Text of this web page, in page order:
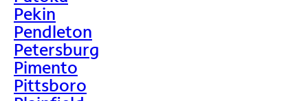
Pekin
Pendleton
Petersburg
Pimento
Pittsboro